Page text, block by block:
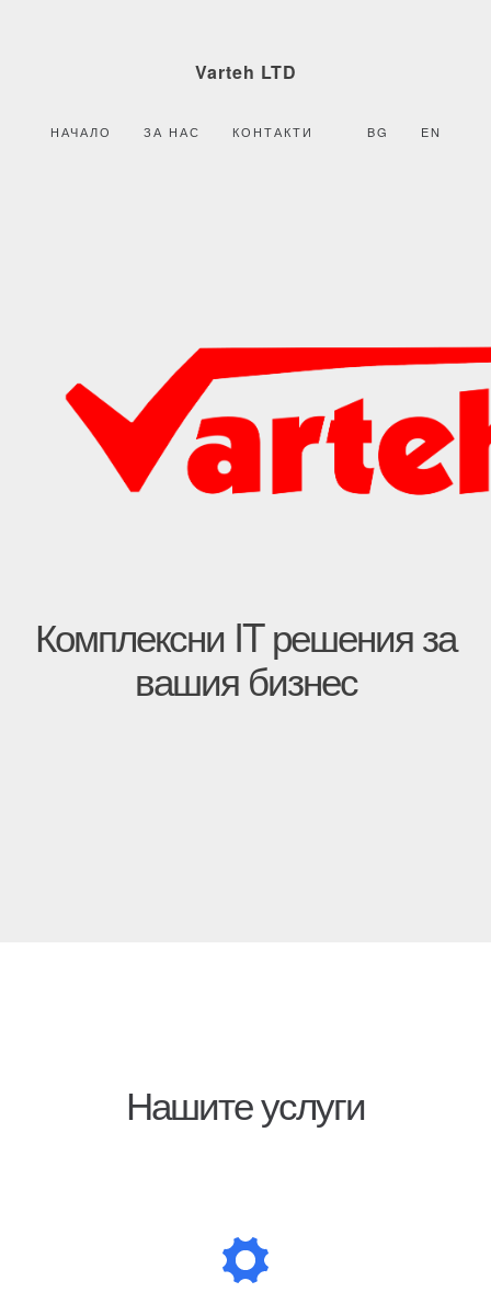
Varteh LTD
НАЧАЛО ЗА НАС КОНТАКТИ BG EN
Комплексни IT решения за
вашия бизнес
Нашите услуги